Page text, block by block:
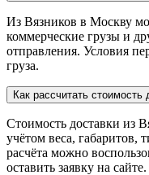
Из Вязников в Москву
коммерческие грузы и
отправления. Условия
груза.
Как рассчитать
Стоимость доставки из
учётом веса, габаритов,
расчёта можно
оставить заявку на сайте.